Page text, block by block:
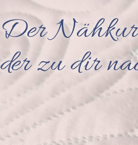
Der
der zu dir